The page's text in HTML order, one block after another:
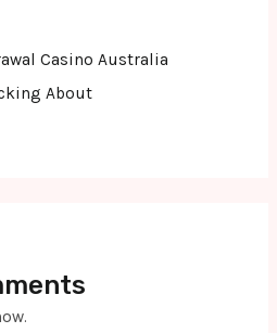
Casino Australia
About